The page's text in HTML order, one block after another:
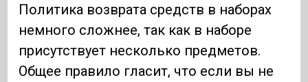
Политика возврата средств в наборах
немного сложнее, так как в наборе
присутствует несколько предметов.
Общее правило гласит, что если вы не